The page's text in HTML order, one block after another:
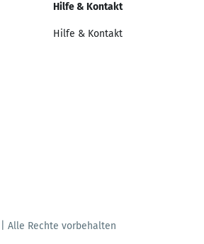
Hilfe & Kontakt
Hilfe & Kontakt
Alle Rechte vorbehalten